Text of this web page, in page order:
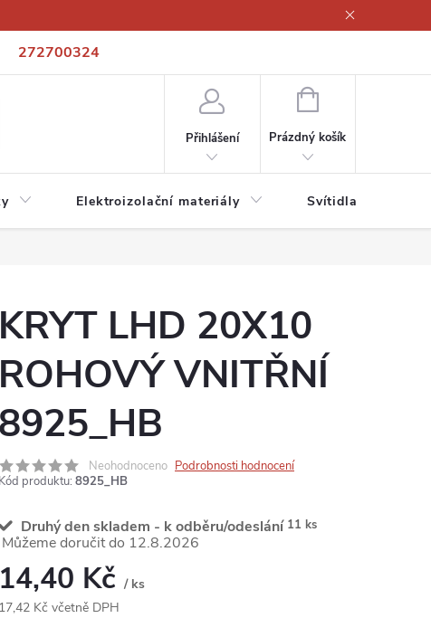
272700324
podmínky
Přihlášení
NÁKUPNÍ
Prázdný košík
Elektroizolační materiály Svítidla a zdroje
KRYT LHD 20X10
ROHOVÝ VNITŘNÍ
8925_HB
Neohodnoceno Podrobnosti hodnocení
Kód produktu: 8925_HB
Druhý den skladem - k odběru/odeslání 11 ks
12.8.2026
14,40 Kč / ks
17,42 Kč včetně DPH